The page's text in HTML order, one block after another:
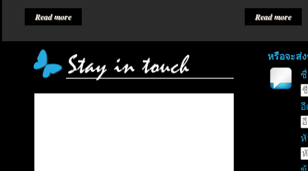
Read more Read more
หรือจะส่
อี
หั